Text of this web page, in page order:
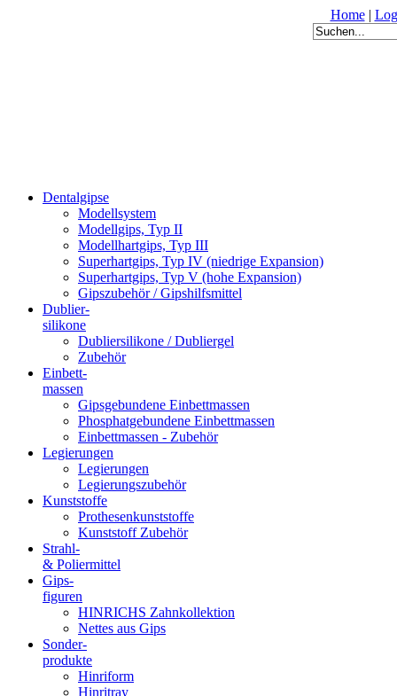
Home|
Dentalgipse
Modellsystem
Modellgips, Typ II
Modellhartgips, Typ III
Superhartgips, Typ IV (niedrige Expansion)
Superhartgips, Typ V (hohe Expansion)
Gipszubehör / Gipshilfsmittel
Dublier-
silikone
Dubliersilikone / Dubliergel
Zubehör
Einbett-
massen
Gipsgebundene Einbettmassen
Phosphatgebundene Einbettmassen
Einbettmassen - Zubehör
Legierungen
Legierungen
Legierungszubehör
Kunststoffe
Prothesenkunststoffe
Kunststoff Zubehör
Strahl-
& Poliermittel
Gips-
figuren
HINRICHS Zahnkollektion
Nettes aus Gips
Sonder-
produkte
Hinriform
Hinritray